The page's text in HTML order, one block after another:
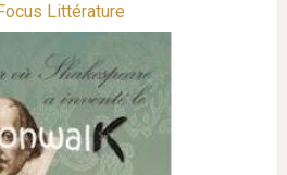
Littérature